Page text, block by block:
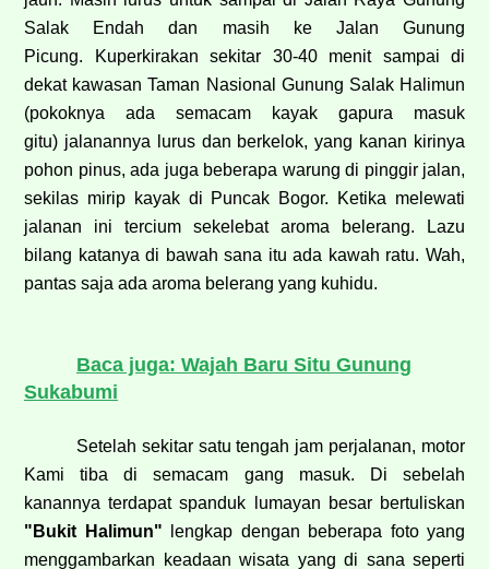
Salak Endah dan masih ke Jalan Gunung
Picung. Kuperkirakan sekitar 30-40 menit sampai di
dekat kawasan Taman Nasional Gunung Salak Halimun
(pokoknya ada semacam kayak gapura masuk
gitu) jalanannya lurus dan berkelok, yang kanan kirinya
pohon pinus, ada juga beberapa warung di pinggir jalan,
sekilas mirip kayak di Puncak Bogor. Ketika melewati
jalanan ini tercium sekelebat aroma belerang. Lazu
bilang katanya di bawah sana itu ada kawah ratu. Wah,
pantas saja ada aroma belerang yang kuhidu.
Baca juga: Wajah Baru Situ Gunung
Sukabumi
Setelah sekitar satu tengah jam perjalanan, motor
Kami tiba di semacam gang masuk. Di sebelah
kanannya terdapat spanduk lumayan besar bertuliskan
"Bukit Halimun" lengkap dengan beberapa foto yang
menggambarkan keadaan wisata yang di sana seperti